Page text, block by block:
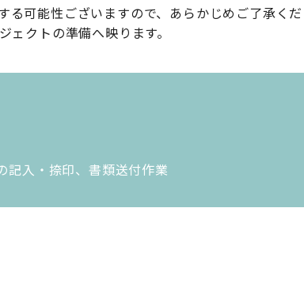
る可能性ございますので、あらかじめご了承く
クトの準備へ映ります。
記入・捺印、書類送付作業